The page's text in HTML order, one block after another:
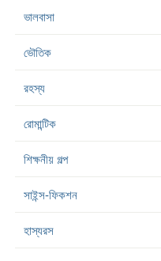
ভালবাসা
ভৌতিক
রহস্য
রোমান্টিক
শিক্ষনীয় গল্প
সাইন্স-ফিকশন
হাস্যরস